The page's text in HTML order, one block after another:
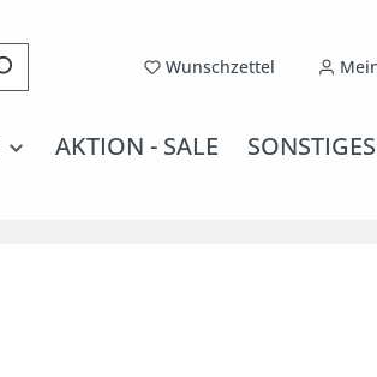
Wunschzettel Du hast 0
AKTION - SALE SONSTIGES